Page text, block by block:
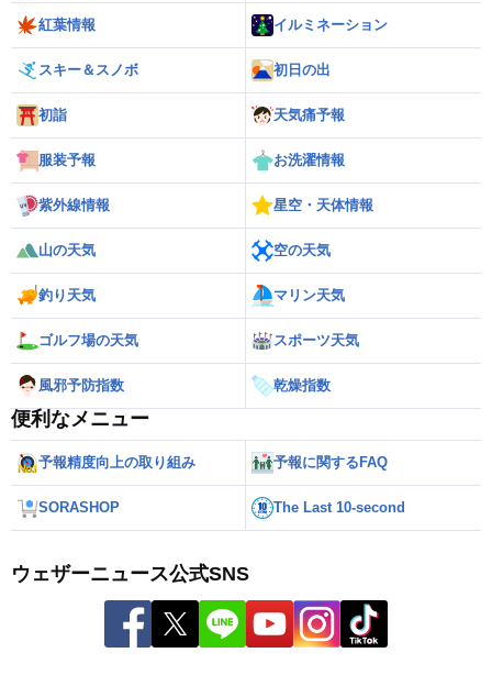
紅葉情報 イルミネーション
スキー＆スノボ 初日の出
初詣 天気痛予報
服装予報 お洗濯情報
紫外線情報 星空・天体情報
山の天気 空の天気
釣り天気 マリン天気
ゴルフ場の天気 スポーツ天気
風邪予防指数 乾燥指数
便利なメニュー
予報精度向上の取り組み 予報に関するFAQ
SORASHOP The Last 10-second
ウェザーニュース公式SNS